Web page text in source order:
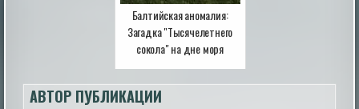
Балтийская аномалия:
Загадка "Тысячелетнего
сокола" на дне моря
АВТОР ПУБЛИКАЦИИ